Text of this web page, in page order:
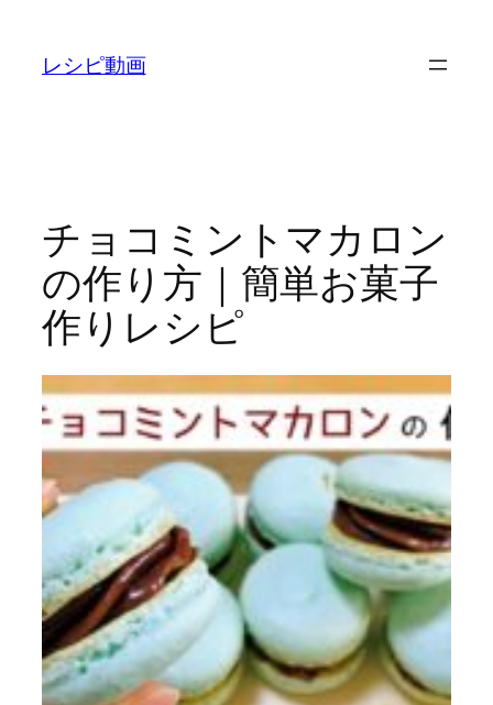
レシピ動画
チョコミントマカロン
の作り方｜簡単お菓子
作りレシピ